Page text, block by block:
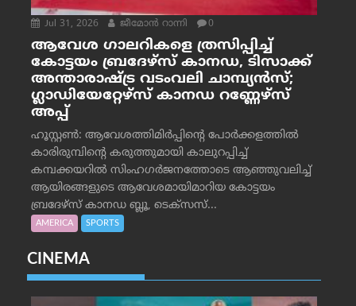
Jul 31, 2026 ജീമോന്‍ റാന്നി 0
ആവേശ ഗാലറികളെ ത്രസിപ്പിച്ച്
കോട്ടയം ബ്രദേഴ്‌സ് കാനഡ, ടിസാക്ക്
അന്താരാഷ്ട്ര വടംവലി ചാമ്പ്യന്‍സ്;
ഗ്ലാഡിയേറ്റേഴ്‌സ് കാനഡ റണ്ണേഴ്‌സ്
അപ്പ്
ഹൂസ്റ്റണ്‍: ആവേശത്തിമിര്‍പ്പിന്റെ പോര്‍ക്കളത്തില്‍
കാരിരുമ്പിന്റെ കരുത്തുമായി കാലുറപ്പിച്ച്
കമ്പക്കയറില്‍ സിംഹഗര്‍ജനത്തോടെ ആഞ്ഞുവലിച്ച്
ആയിരങ്ങളുടെ ആവേശമായിമാറിയ കോട്ടയം
ബ്രദേഴ്‌സ് കാനഡ ബ്ലൂ, ടെക്‌സസ്...
AMERICA SPORTS
CINEMA